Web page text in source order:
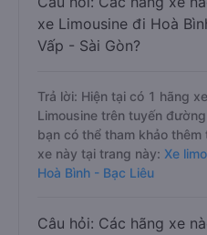
xe Limousine đi Hoà
Vấp - Sài Gòn?
Trả lời: Hiện tại có 1 hãng
Limousine trên tuyến
bạn có thể tham khảo
xe này tại trang này: Xe
Hoà Bình - Bạc Liêu
Câu hỏi: Các hãng xe